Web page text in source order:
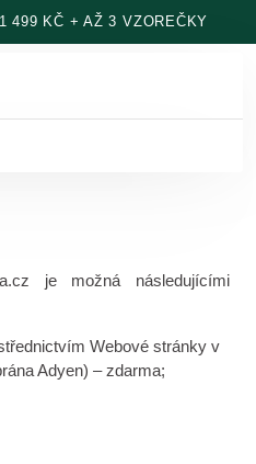
499 KČ + AŽ 3 VZOREČKY
je možná následujícími
Webové stránky v
Adyen) – zdarma;